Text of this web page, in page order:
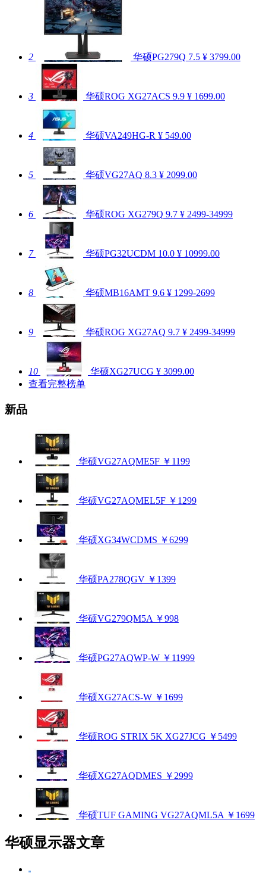
2 华硕PG279Q 7.5 ¥ 3799.00
3 华硕ROG XG27ACS 9.9 ¥ 1699.00
4 华硕VA249HG-R ¥ 549.00
5 华硕VG27AQ 8.3 ¥ 2099.00
6 华硕ROG XG279Q 9.7 ¥ 2499-34999
7 华硕PG32UCDM 10.0 ¥ 10999.00
8 华硕MB16AMT 9.6 ¥ 1299-2699
9 华硕ROG XG27AQ 9.7 ¥ 2499-34999
10 华硕XG27UCG ¥ 3099.00
查看完整榜单
新品
华硕VG27AQME5F ￥1199
华硕VG27AQMEL5F ￥1299
华硕XG34WCDMS ￥6299
华硕PA278QGV ￥1399
华硕VG279QM5A ￥998
华硕PG27AQWP-W ￥11999
华硕XG27ACS-W ￥1699
华硕ROG STRIX 5K XG27JCG ￥5499
华硕XG27AQDMES ￥2999
华硕TUF GAMING VG27AQML5A ￥1699
华硕显示器文章